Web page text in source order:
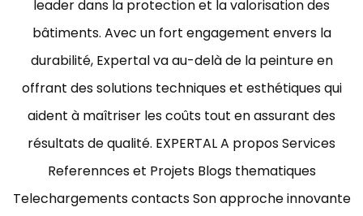
leader dans la protection et la valorisation des
bâtiments. Avec un fort engagement envers la
durabilité, Expertal va au-delà de la peinture en
offrant des solutions techniques et esthétiques qui
aident à maîtriser les coûts tout en assurant des
résultats de qualité. EXPERTAL A propos Services
Referennces et Projets Blogs thematiques
Telechargements contacts Son approche innovante